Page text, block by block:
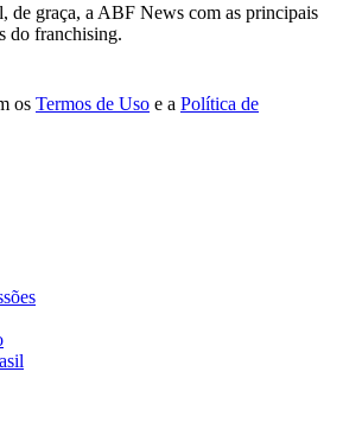
de graça, a ABF News com as principais
do franchising.
os Termos de Uso e a Política de